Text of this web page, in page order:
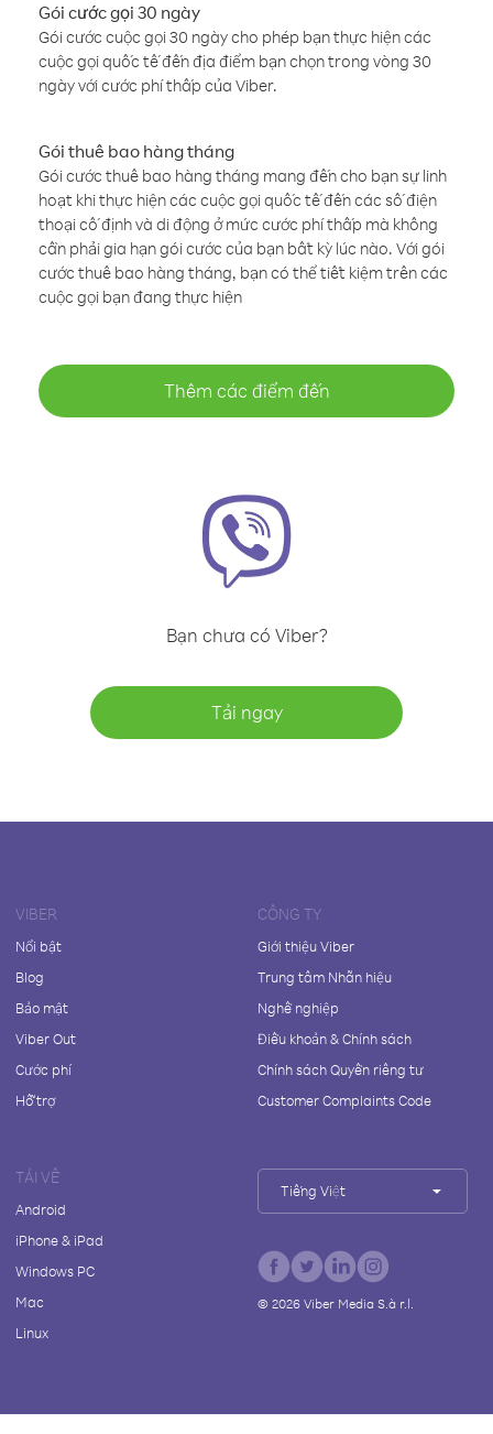
Gói cước gọi 30 ngày
Gói cước cuộc gọi 30 ngày cho phép bạn thực hiện các
cuộc gọi quốc tế đến địa điểm bạn chọn trong vòng 30
ngày với cước phí thấp của Viber.
Gói thuê bao hàng tháng
Gói cước thuê bao hàng tháng mang đến cho bạn sự linh
hoạt khi thực hiện các cuộc gọi quốc tế đến các số điện
thoại cố định và di động ở mức cước phí thấp mà không
cần phải gia hạn gói cước của bạn bất kỳ lúc nào. Với gói
cước thuê bao hàng tháng, bạn có thể tiết kiệm trên các
cuộc gọi bạn đang thực hiện
Thêm các điểm đến
Bạn chưa có Viber?
Tải ngay
VIBER
Nổi bật
Blog
Bảo mật
Viber Out
Cước phí
Hỗ trợ
CÔNG TY
Giới thiệu Viber
Trung tâm Nhãn hiệu
Nghề nghiệp
Điều khoản & Chính sách
Chính sách Quyền riêng tư
Customer Complaints Code
TẢI VỀ
Android
iPhone & iPad
Windows PC
Mac
Linux
Tiếng Việt
© 2026Viber Media S.à r.l.